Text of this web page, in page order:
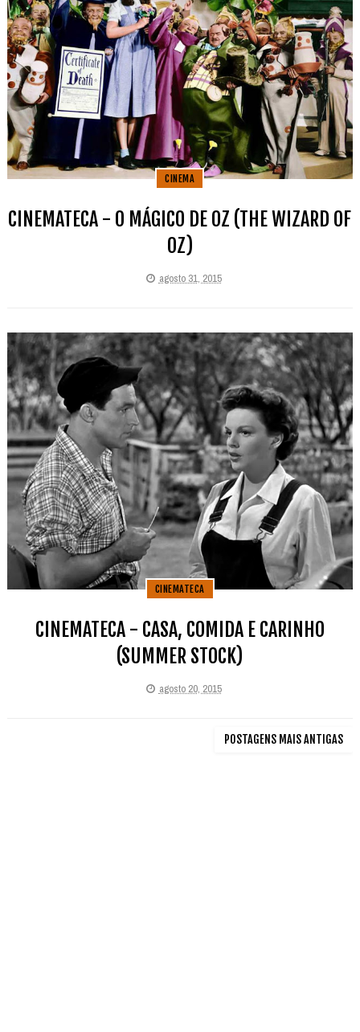
CINEMA
CINEMATECA - O MÁGICO DE OZ (THE WIZARD OF
OZ)
agosto 31, 2015
CINEMATECA
CINEMATECA - CASA, COMIDA E CARINHO
(SUMMER STOCK)
agosto 20, 2015
POSTAGENS MAIS ANTIGAS